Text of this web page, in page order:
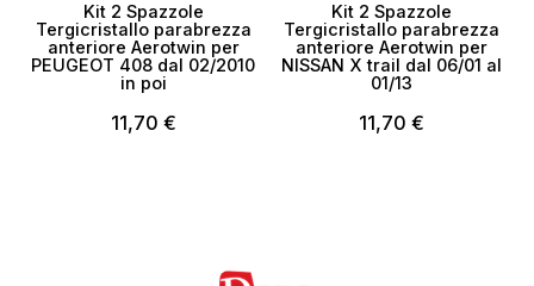
Kit 2 Spazzole
Tergicristallo parabrezza
anteriore Aerotwin per
PEUGEOT 408 dal 02/2010
in poi
11,70 €
Kit 2 Spazzole
Tergicristallo parabrezza
anteriore Aerotwin per
NISSAN X trail dal 06/01 al
01/13
11,70 €